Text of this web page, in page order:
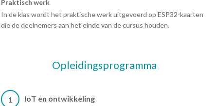
Praktisch werk
In de klas wordt het praktische werk uitgevoerd op ESP32-kaarten
die de deelnemers aan het einde van de cursus houden.
Opleidingsprogramma
1 IoT en ontwikkeling